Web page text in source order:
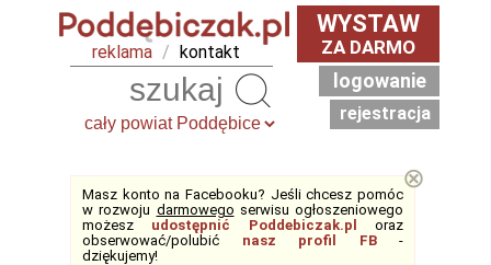
reklama / kontakt
WYSTAW
ZA DARMO
logowanie
rejestracja
Masz konto na Facebooku? Jeśli chcesz pomóc
w rozwoju darmowego serwisu ogłoszeniowego
możesz udostępnić Poddebiczak.pl
oraz
obserwować/polubić nasz profil FB-
dziękujemy!
⊗